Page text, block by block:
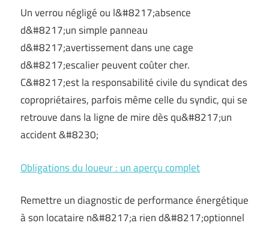
Un verrou négligé ou l&#8217;absence
d&#8217;un simple panneau
d&#8217;avertissement dans une cage
d&#8217;escalier peuvent coûter cher.
C&#8217;est la responsabilité civile du syndicat des
copropriétaires, parfois même celle du syndic, qui se
retrouve dans la ligne de mire dès qu&#8217;un
accident &#8230;
Obligations du loueur : un aperçu complet
Remettre un diagnostic de performance énergétique
à son locataire n&#8217;a rien d&#8217;optionnel